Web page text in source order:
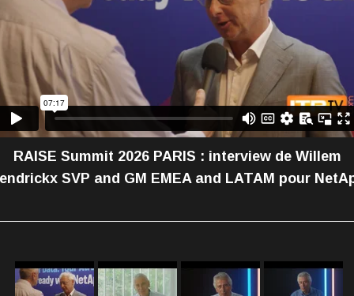
RAISE Summit 2026 PARIS : interview de Willem
SVP and GM EMEA and LATAM pour